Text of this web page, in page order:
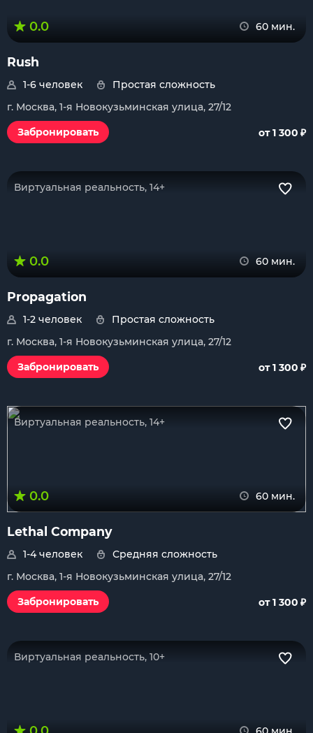
0.0 60 мин.
Rush
1-6 человек
Простая сложность
г. Москва, 1-я Новокузьминская улица, 27/12
Забронировать
от 1 300 ₽
Виртуальная реальность, 14+
0.0 60 мин.
Propagation
1-2 человек
Простая сложность
г. Москва, 1-я Новокузьминская улица, 27/12
Забронировать
от 1 300 ₽
Виртуальная реальность, 14+
0.0 60 мин.
Lethal Company
1-4 человек
Средняя сложность
г. Москва, 1-я Новокузьминская улица, 27/12
Забронировать
от 1 300 ₽
Виртуальная реальность, 10+